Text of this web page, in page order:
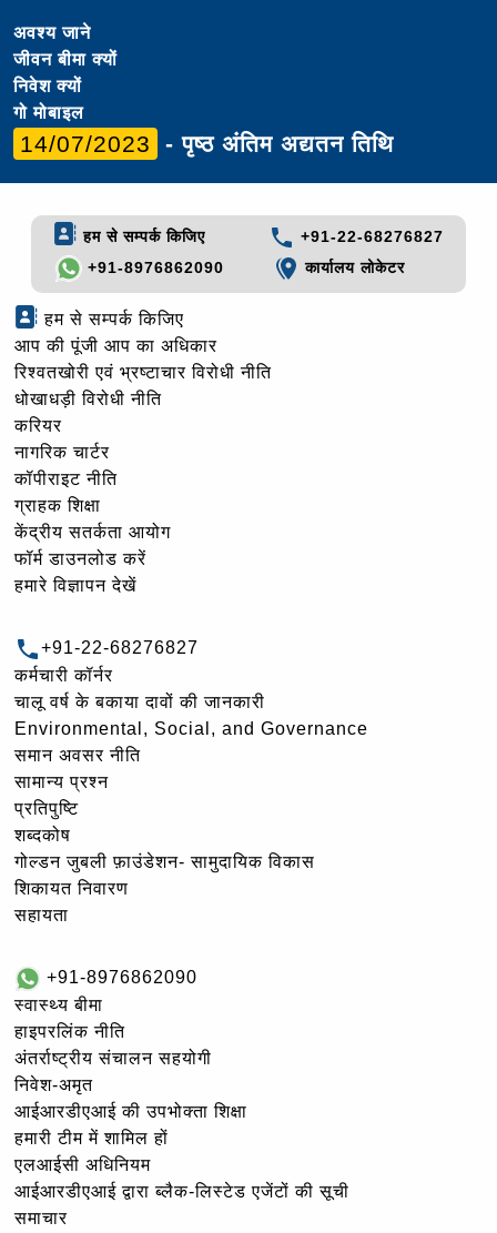
अवश्य जाने
जीवन बीमा क्यों
निवेश क्यों
गो मोबाइल
14/07/2023 - पृष्ठ अंतिम अद्यतन तिथि
हम से सम्पर्क किजिए
+91-22-68276827
+91-8976862090
कार्यालय लोकेटर
हम से सम्पर्क किजिए
आप की पूंजी आप का अधिकार
रिश्वतखोरी एवं भ्रष्टाचार विरोधी नीति
धोखाधड़ी विरोधी नीति
करियर
नागरिक चार्टर
कॉपीराइट नीति
ग्राहक शिक्षा
केंद्रीय सतर्कता आयोग
फॉर्म डाउनलोड करें
हमारे विज्ञापन देखें
+91-22-68276827
कर्मचारी कॉर्नर
चालू वर्ष के बकाया दावों की जानकारी
Environmental, Social, and Governance
समान अवसर नीति
सामान्य प्रश्न
प्रतिपुष्टि
शब्दकोष
गोल्‍डन जुबली फ़ाउंडेशन- सामुदायिक विकास
शिकायत निवारण
सहायता
+91-8976862090
स्वास्थ्य बीमा
हाइपरलिंक नीति
अंतर्राष्ट्रीय संचालन सहयोगी
निवेश-अमृत
आईआरडीएआई की उपभोक्ता शिक्षा
हमारी टीम में शामिल हों
एलआईसी अधिनियम
आईआरडीएआई द्वारा ब्लैक-लिस्टेड एजेंटों की सूची
समाचार